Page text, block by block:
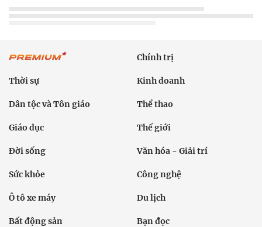
Chính trị
Thời sự Kinh doanh
Dân tộc và Tôn giáo Thể thao
Giáo dục Thế giới
Đời sống Văn hóa - Giải trí
Sức khỏe Công nghệ
Ô tô xe máy Du lịch
Bất động sản Bạn đọc